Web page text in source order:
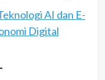
AI dan E-
Digital